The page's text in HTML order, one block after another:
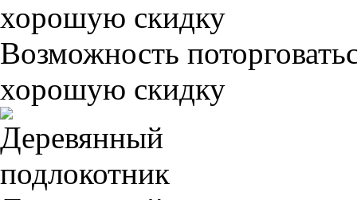
Возможность
хорошую скидку